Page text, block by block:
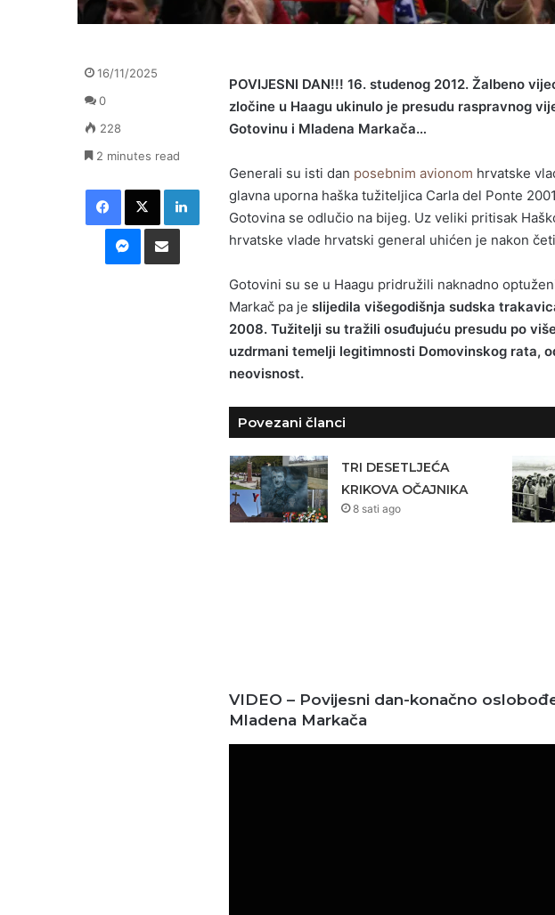
POVIJESNI DAN!!! 16. studenog 2012. Žalbeno
zločine u Haagu ukinulo je presudu raspravnog
Gotovinu i Mladena Markača…
Generali su isti dan posebnim avionom hrvatske
glavna uporna haška tužiteljica Carla del Ponte
Gotovina se odlučio na bijeg. Uz veliki pritisak
hrvatske vlade hrvatski general uhićen je nakon
Gotovini su se u Haagu pridružili naknadno
Markač pa je slijedila višegodišnja sudska
2008. Tužitelji su tražili osuđujuću presudu po
uzdrmani temelji legitimnosti Domovinskog rata,
neovisnost.
Povezani članci
TRI DESETLJEĆA
KRIKOVA OČAJNIKA
8 sati ago
VIDEO – Povijesni dan-konačno
Mladena Markača
16/11/2025
0
228
2 minutes read
Facebook
X LinkedIn
Messenger
Podijeli putem E-maila